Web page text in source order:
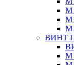
М
М
М
ВИНТ
М